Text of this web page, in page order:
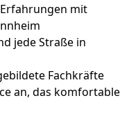
mit
jede Straße in
Fachkräfte
an, das komfortable